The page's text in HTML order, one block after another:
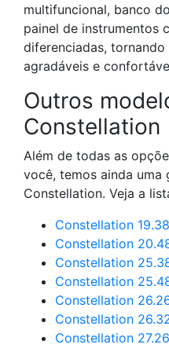
multifuncional, banco
painel de instrumentos
diferenciadas, tornando
agradáveis e
Outros
Constellation
Além de todas as
você, temos ainda uma
Constellation. Veja a
Constellation
Constellation
Constellation
Constellation
Constellation
Constellation
Constellation